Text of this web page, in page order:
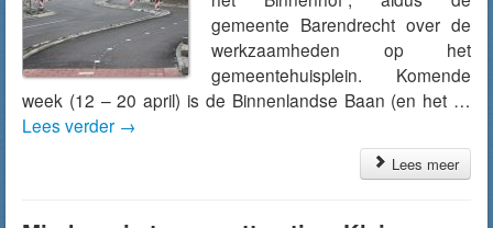
gemeente Barendrecht over de
werkzaamheden op het
gemeentehuisplein. Komende
week (12 – 20 april) is de Binnenlandse Baan (en het …
Lees verder →
Lees meer